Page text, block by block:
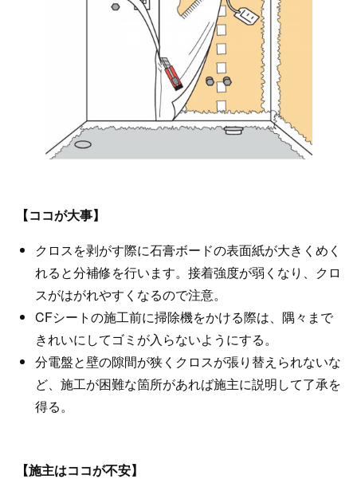
【ココが大事】
クロスを剥がす際に石膏ボードの表面紙が大きくめく
れると分補修を行います。接着強度が弱くなり、クロ
スがはがれやすくなるので注意。
CFシートの施工前に掃除機をかける際は、隅々まで
きれいにしてゴミが入らないようにする。
分電盤と壁の隙間が狭くクロスが張り替えられないな
ど、施工が困難な箇所があれば施主に説明して了承を
得る。
【施主はココが不安】